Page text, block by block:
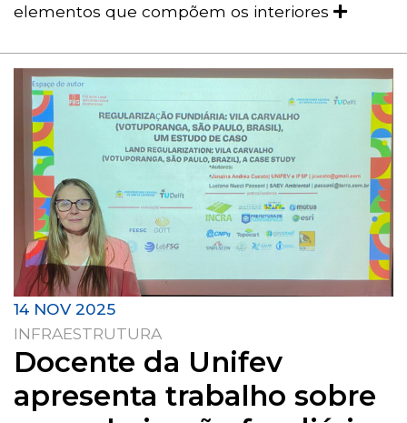
elementos que compõem os interiores
14 NOV 2025
INFRAESTRUTURA
Docente da Unifev
apresenta trabalho sobre